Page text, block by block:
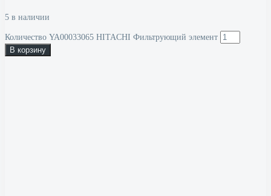
5 в наличии
Количество YA00033065 HITACHI Фильтрующий элемент
В корзину